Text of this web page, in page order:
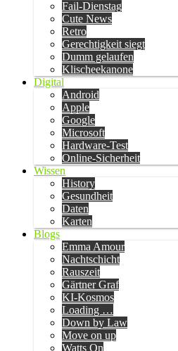
Fail-Dienstag
Cute News
Retro
Gerechtigkeit siegt
Dumm gelaufen
Klischeekanone
Digital
Android
Apple
Google
Microsoft
Hardware-Test
Online-Sicherheit
Wissen
History
Gesundheit
Daten
Karten
Blogs
Emma Amour
Nachtschicht
Rauszeit
Gärtner Graf
KI-Kosmos
Loading …
Down by Law
Move on up
Watts On